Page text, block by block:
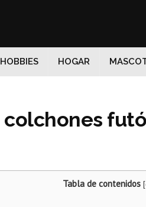
HOBBIES HOGAR
colchones
Tabla de contenidos [